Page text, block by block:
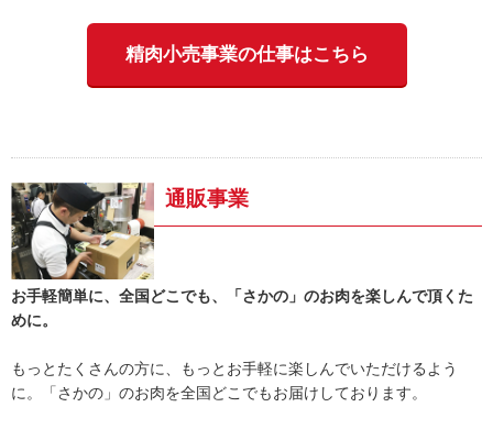
精肉小売事業の仕事はこちら
通販事業
お手軽簡単に、全国どこでも、「さかの」のお肉を楽しんで頂くた
めに。
もっとたくさんの方に、もっとお手軽に楽しんでいただけるよう
に。「さかの」のお肉を全国どこでもお届けしております。